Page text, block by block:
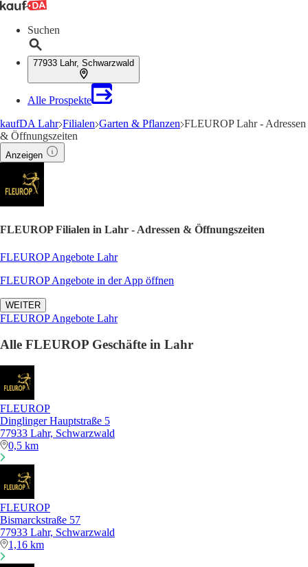
Suchen
77933 Lahr, Schwarzwald
Alle Prospekte
kaufDA Lahr Filialen Garten & Pflanzen FLEUROP Lahr - Adressen
& Öffnungszeiten
Anzeigen
FLEUROP Filialen in Lahr - Adressen & Öffnungszeiten
FLEUROP Angebote Lahr
FLEUROP Angebote in der App öffnen
WEITER
FLEUROP Angebote Lahr
Alle FLEUROP Geschäfte in Lahr
FLEUROP
Dinglinger Hauptstraße 5
77933 Lahr, Schwarzwald
0,5 km
FLEUROP
Bismarckstraße 57
77933 Lahr, Schwarzwald
1,16 km